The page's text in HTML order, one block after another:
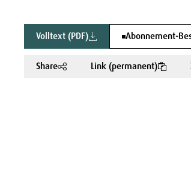
Volltext (PDF) Abonnement-
Share Link (permanent)